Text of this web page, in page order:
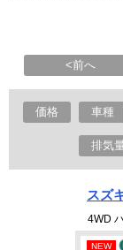
<前へ
価格 車種
排気
スズ
4WD
NEW